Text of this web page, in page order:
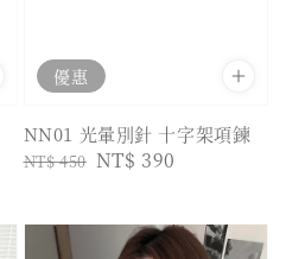
優惠
NN01 光暈別針 十字架項鍊
Regular
NT$ 450 Sale
NT$ 390